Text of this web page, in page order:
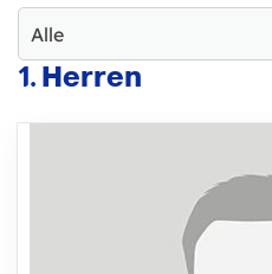
1. Herren